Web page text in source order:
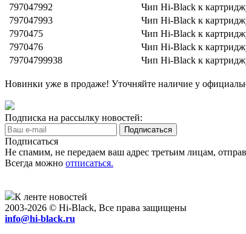
797047992
Чип Hi-Black к
797047993
Чип Hi-Black к
7970475
Чип Hi-Black к
7970476
Чип Hi-Black к
79704799938
Чип Hi-Black к
Новинки уже в продаже! Уточняйте наличие у
Подписка на рассылку новостей:
Подписаться
Не спамим, не передаем ваш адрес третьим лицам,
Всегда можно отписаться.
К ленте новостей
2003-2026 © Hi-Black, Все права защищены
info@hi-black.ru